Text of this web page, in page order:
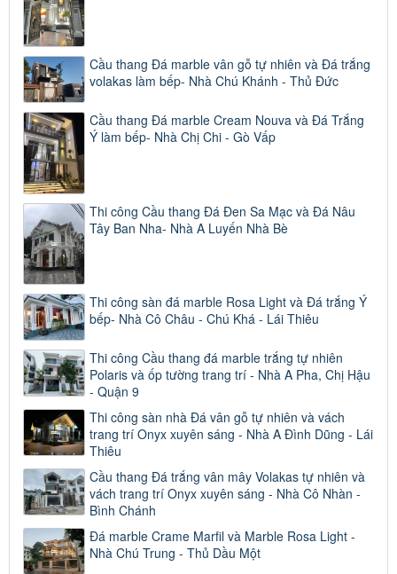
Cầu thang Đá marble vân gỗ tự nhiên và Đá trắng
volakas làm bếp- Nhà Chú Khánh - Thủ Đức
Cầu thang Đá marble Cream Nouva và Đá Trắng
Ý làm bếp- Nhà Chị Chi - Gò Vấp
Thi công Cầu thang Đá Đen Sa Mạc và Đá Nâu
Tây Ban Nha- Nhà A Luyến Nhà Bè
Thi công sàn đá marble Rosa Light và Đá trắng Ý
bếp- Nhà Cô Châu - Chú Khá - Lái Thiêu
Thi công Cầu thang đá marble trắng tự nhiên
Polaris và ốp tường trang trí - Nhà A Pha, Chị Hậu
- Quận 9
Thi công sàn nhà Đá vân gỗ tự nhiên và vách
trang trí Onyx xuyên sáng - Nhà A Đình Dũng - Lái
Thiêu
Cầu thang Đá trắng vân mây Volakas tự nhiên và
vách trang trí Onyx xuyên sáng - Nhà Cô Nhàn -
Bình Chánh
Đá marble Crame Marfil và Marble Rosa Light -
Nhà Chú Trung - Thủ Dầu Một